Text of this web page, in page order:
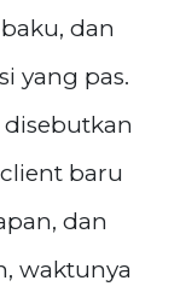
dan
yang pas.
baru
dan
waktunya